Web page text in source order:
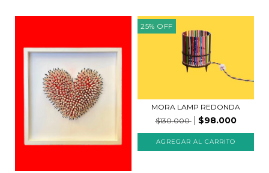
25% OFF
MORA LAMP REDONDA
$130.000
$98.000